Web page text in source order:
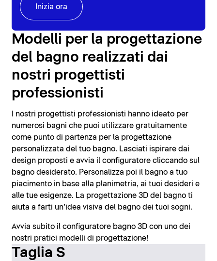
Inizia ora
Modelli per la progettazione
del bagno realizzati dai
nostri progettisti
professionisti
I nostri progettisti professionisti hanno ideato per
numerosi bagni che puoi utilizzare gratuitamente
come punto di partenza per la progettazione
personalizzata del tuo bagno. Lasciati ispirare dai
design proposti e avvia il configuratore cliccando sul
bagno desiderato. Personalizza poi il bagno a tuo
piacimento in base alla planimetria, ai tuoi desideri e
alle tue esigenze. La progettazione 3D del bagno ti
aiuta a farti un’idea visiva del bagno dei tuoi sogni.
Avvia subito il configuratore bagno 3D con uno dei
nostri pratici modelli di progettazione!
Taglia S